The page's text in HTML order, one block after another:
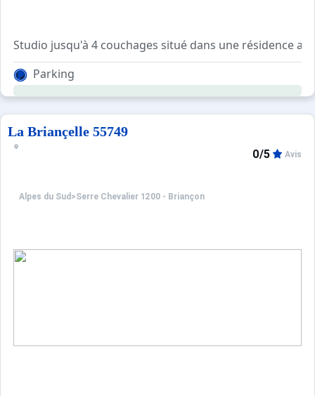
Navettes gratuites skieurs à 250 mètres de la résidence.
Il se compose d'un coin montagne avec lits
Exposition sud/ouest. Vue panoramique!
Le parking extérieur privé, devant la résidence.
Parking
La Briançelle 55749
Alpes du Sud >Serre Chevalier 1200 - Briançon
0/5 Avis